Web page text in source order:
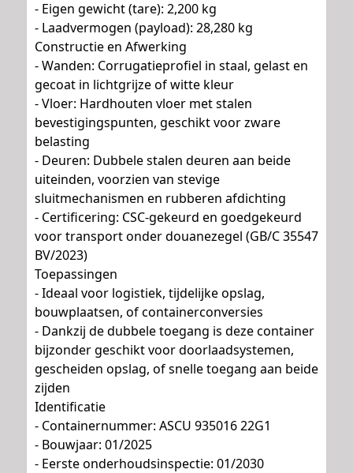
- Eigen gewicht (tare): 2,200 kg
- Laadvermogen (payload): 28,280 kg
Constructie en Afwerking
- Wanden: Corrugatieprofiel in staal, gelast en
gecoat in lichtgrijze of witte kleur
- Vloer: Hardhouten vloer met stalen
bevestigingspunten, geschikt voor zware
belasting
- Deuren: Dubbele stalen deuren aan beide
uiteinden, voorzien van stevige
sluitmechanismen en rubberen afdichting
- Certificering: CSC-gekeurd en goedgekeurd
voor transport onder douanezegel (GB/C 35547
BV/2023)
Toepassingen
- Ideaal voor logistiek, tijdelijke opslag,
bouwplaatsen, of containerconversies
- Dankzij de dubbele toegang is deze container
bijzonder geschikt voor doorlaadsystemen,
gescheiden opslag, of snelle toegang aan beide
zijden
Identificatie
- Containernummer: ASCU 935016 22G1
- Bouwjaar: 01/2025
- Eerste onderhoudsinspectie: 01/2030